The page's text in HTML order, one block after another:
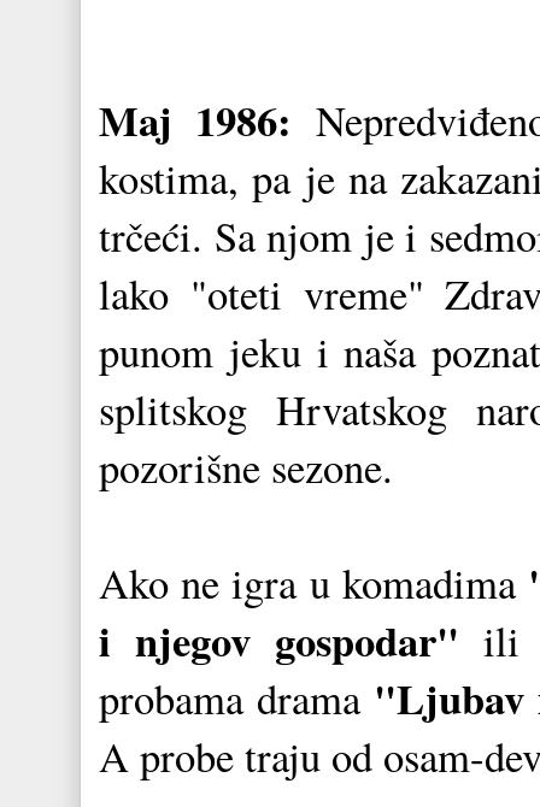
Maj 1986:
kostima, pa je na
trčeći. Sa njom je i
lako "oteti vreme"
punom jeku i naša
splitskog Hrvatskog
pozorišne sezone.
Ako ne igra u komadima
i njegov gospodar"
probama drama "Ljubav
A probe traju od osam-